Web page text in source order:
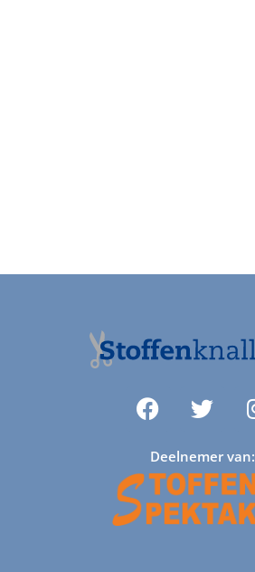
Deelnemer van: